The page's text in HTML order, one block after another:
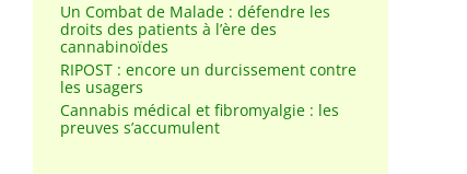
Un Combat de Malade : défendre les
droits des patients à l’ère des
cannabinoïdes
RIPOST : encore un durcissement contre
les usagers
Cannabis médical et fibromyalgie : les
preuves s’accumulent